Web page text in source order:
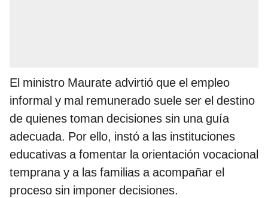
El ministro Maurate advirtió que el empleo
informal y mal remunerado suele ser el destino
de quienes toman decisiones sin una guía
adecuada. Por ello, instó a las instituciones
educativas a fomentar la orientación vocacional
temprana y a las familias a acompañar el
proceso sin imponer decisiones.